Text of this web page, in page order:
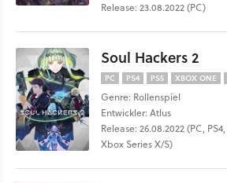
Release: 23.08.2022 (PC)
Soul Hackers 2
PC PS4 PS5 XBOX ONE
Genre: Rollenspiel
Entwickler: Atlus
Release: 26.08.2022 (PC,
Xbox Series X/S)